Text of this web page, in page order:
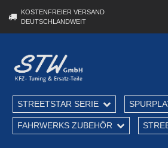
KOSTENFREIER VERSAND
DEUTSCHLANDWEIT
STREETSTAR SERIE
FAHRWERKS ZUBEHÖR